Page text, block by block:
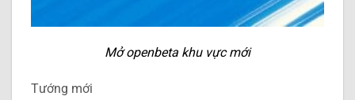
Mở openbeta khu vực mới
Tướng mới